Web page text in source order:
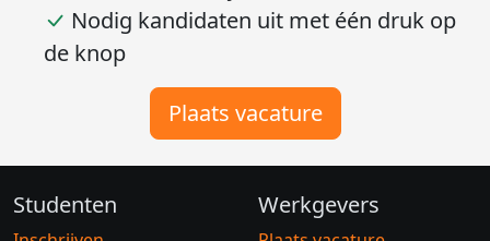
Nodig kandidaten uit met één druk op
de knop
Plaats vacature
Studenten Werkgevers